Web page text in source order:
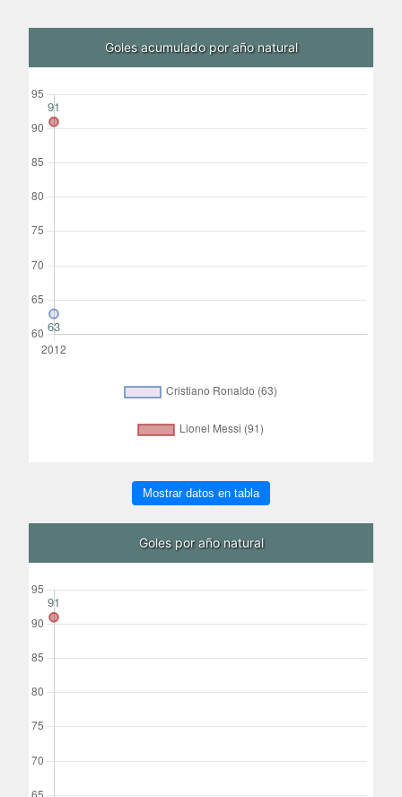
Goles acumulado por año natural
Mostrar datos en tabla
Goles por año natural